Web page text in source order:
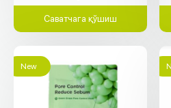
Саватчага қўшиш
New